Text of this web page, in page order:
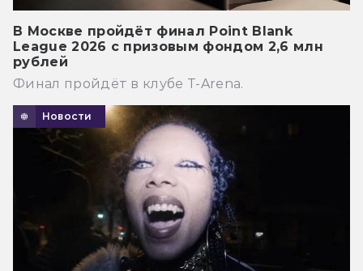
В Москве пройдёт финал Point Blank
League 2026 с призовым фондом 2,6 млн
рублей
Финал пройдёт в клубе T-Arena.
Новости